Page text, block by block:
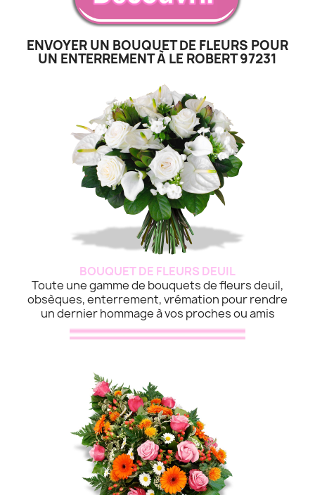
ENVOYER UN BOUQUET DE FLEURS POUR
UN ENTERREMENT À LE ROBERT 97231
BOUQUET DE FLEURS DEUIL
Toute une gamme de bouquets de fleurs deuil,
obsèques, enterrement, vrémation pour rendre
un dernier hommage à vos proches ou amis